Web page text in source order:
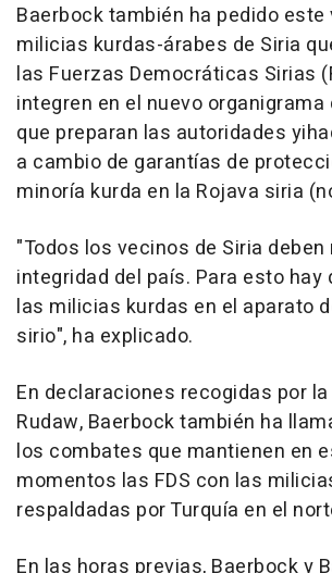
Baerbock también ha pedido este
milicias kurdas-árabes de Siria
las Fuerzas Democráticas Sirias
integren en el nuevo organigrama
que preparan las autoridades
a cambio de garantías de
minoría kurda en la Rojava siria
"Todos los vecinos de Siria
integridad del país. Para esto hay
las milicias kurdas en el aparato
sirio", ha explicado.
En declaraciones recogidas por
Rudaw, Baerbock también ha
los combates que mantienen en
momentos las FDS con las
respaldadas por Turquía en el